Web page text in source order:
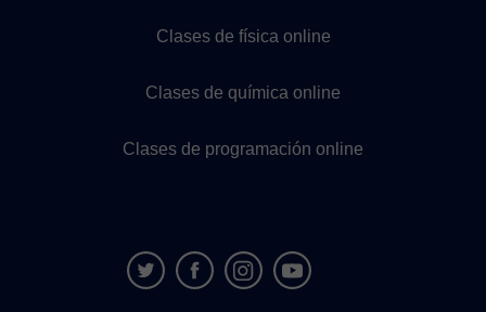
Clases de física online
Clases de química online
Clases de programación online